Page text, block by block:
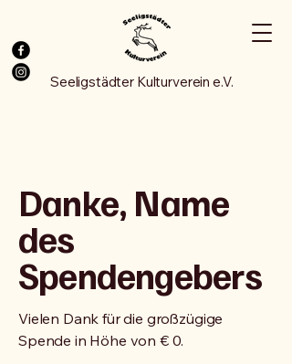
Seeligstädter Kulturverein e.V.
Danke, Name
des
Spendengebers
Vielen Dank für die großzügige
Spende in Höhe von € 0.